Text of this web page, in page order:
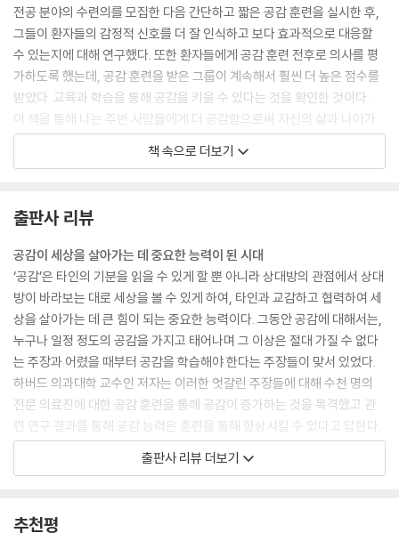
CHAP 12 비난, 자책에 맞서는 ‘자기 공감’
자기 연민과 다른 자기 공감 이해하기
남을 돕기 전에 자기 자신을 도와야
스스로 만들어 낸 비평가에 맞서기
공감 능력 향상이 만들 미래
전공 분야의 수련의를 모집한 다음 간단하고 짧은 공감 훈련을 실시한 후,
그들이 환자들의 감정적 신호를 더 잘 인식하고 보다 효과적으로 대응할
수 있는지에 대해 연구했다. 또한 환자들에게 공감 훈련 전후로 의사를 평
가하도록 했는데, 공감 훈련을 받은 그룹이 계속해서 훨씬 더 높은 점수를
받았다. 교육과 학습을 통해 공감을 키울 수 있다는 것을 확인한 것이다.
이 책을 통해 나는 주변 사람들에게 더 공감함으로써 자신의 삶과 나아가
사회 전반을 개선할 수 있다는 점을 보여 주고자 한다. 부모는 공감을 바탕
으로 자녀를 있는 그대로 바라보고 잠재력을 발휘할 수 있도록 돕는다. 교
다. 정치인은 모든 유권자가 필요로 하는 바를 대변할 수 있게 된다. --- 「들
어가는 글」 중에서
공감 능력은 우리가 일상 전반에 걸쳐 사용하는 꼭 필요한 특성이다. 육아
에서부터 교육, 의료 서비스, 직장, 기업, 법률, 예술, 환경, 디지털 세계, 리
더십, 정치에 이르기까지 모두 공감 능력과 관련이 있다. 혼자 힘으로는 절
대 할 수 없지만 서로에 대한 이해와 협력을 통해서는 달성할 수 있는 가능
성과 성과에 있어 공감이 왜 그리고 어떻게 도움을 주는지 살펴볼 것이다.
공감이라는 감정이 부모의 양육과 자녀의 생존을 보장하기 위해 발달된 만
큼, 부모의 양육 모델은 다른 맥락에서 공감을 이해하는 기초가 된다.
과거에 사람들은 공감 능력을 타고났든 아니든 바꿀 수 없는 것이라고 생
각했다. 그러나 나는 연구를 통해 공감은 가르칠 수 있다는 가설을 증명했
다. 환자에게 의사의 공감 능력을 평가하게 했을 때 공감 훈련을 받은 의사
과 남에게 도움이 되도록 자신의 감정을 통제하는 것 사이의 섬세한 균형
책 속으로 더보기
출판사 리뷰
공감이 세상을 살아가는 데 중요한 능력이 된 시대
‘공감’은 타인의 기분을 읽을 수 있게 할 뿐 아니라 상대방의 관점에서 상대
방이 바라보는 대로 세상을 볼 수 있게 하여, 타인과 교감하고 협력하여 세
상을 살아가는 데 큰 힘이 되는 중요한 능력이다. 그동안 공감에 대해서는,
누구나 일정 정도의 공감을 가지고 태어나며 그 이상은 절대 가질 수 없다
는 주장과 어렸을 때부터 공감을 학습해야 한다는 주장들이 맞서 있었다.
하버드 의과대학 교수인 저자는 이러한 엇갈린 주장들에 대해 수천 명의
전문 의료진에 대한 공감 훈련을 통해 공감이 증가하는 것을 목격했고 관
련 연구 결과를 통해 공감 능력은 훈련을 통해 향상시킬 수 있다고 답한다.
부모는 공감을 바탕으로 자녀가 잠재력을 발휘할 수 있도록 도울 수 있고,
를 더 잘 대변할 수 있다는 사실을 확인했다. 공감은 이렇게 각계각층의 사
출판사 리뷰 더보기
추천평